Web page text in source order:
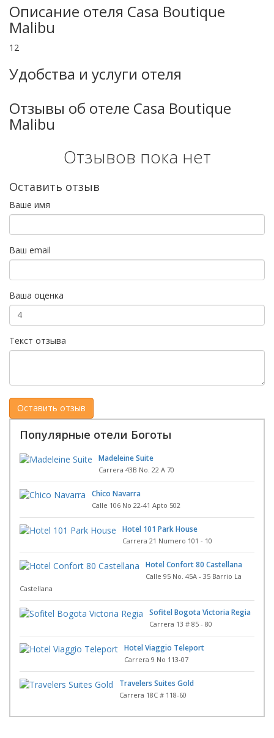
Описание отеля Casa Boutique
Malibu
12
Удобства и услуги отеля
Отзывы об отеле Casa Boutique
Malibu
Отзывов пока нет
Оставить отзыв
Ваше имя
Ваш email
Ваша оценка
Текст отзыва
Популярные отели Боготы
Madeleine Suite
Carrera 43B No. 22 A 70
Chico Navarra
Calle 106 No 22-41 Apto 502
Hotel 101 Park House
Carrera 21 Numero 101 - 10
Hotel Confort 80 Castellana
Calle 95 No. 45A - 35 Barrio La
Castellana
Sofitel Bogota Victoria Regia
Carrera 13 # 85 - 80
Hotel Viaggio Teleport
Carrera 9 No 113-07
Travelers Suites Gold
Carrera 18C # 118-60